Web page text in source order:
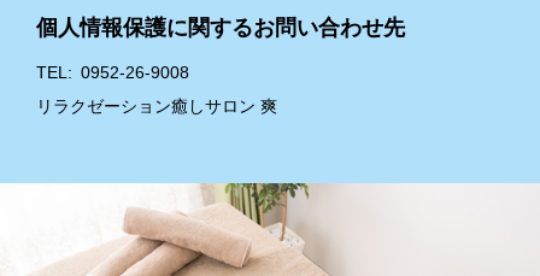
個人情報保護に関するお問い合わせ先
TEL
0952-26-9008
リラクゼーション癒しサロン 爽